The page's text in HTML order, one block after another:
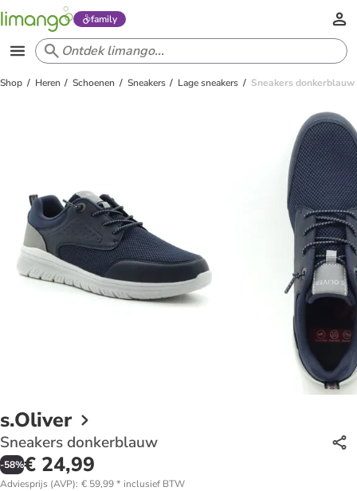
family
Shop Heren Schoenen Sneakers Lage sneakers Sneakers donkerblauw
s.Oliver
Sneakers donkerblauw
-58%€ 24,99
Adviesprijs (AVP): € 59,99* inclusief BTW